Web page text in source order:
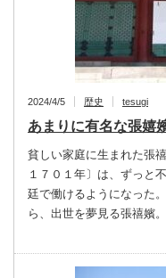
2024/4/5 歴史 tesugi
あまりに有名な張嬉
貧しい家庭に生まれた張
１７０１年〕は、ずっと
廷で働けるようになった
ら、出世を夢見る張禧嬪